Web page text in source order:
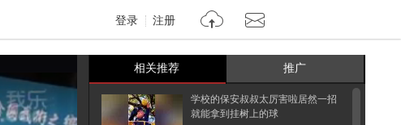
登录 注册
相关推荐 推广
学校的保安叔叔太厉害啦居然一招
就能拿到挂树上的球